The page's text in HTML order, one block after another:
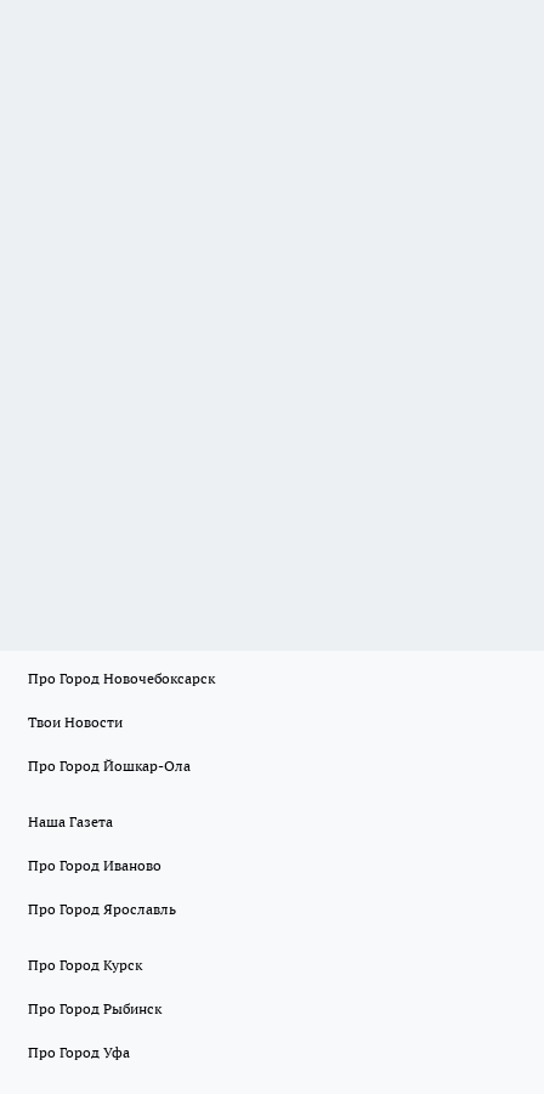
Про Город Новочебоксарск
Твои Новости
Про Город Йошкар-Ола
Наша Газета
Про Город Иваново
Про Город Ярославль
Про Город Курск
Про Город Рыбинск
Про Город Уфа